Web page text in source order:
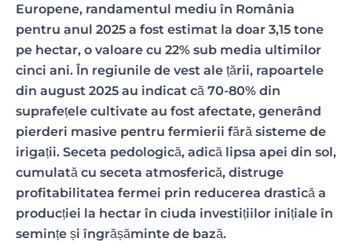
Europene, randamentul mediu în România
pentru anul 2025 a fost estimat la doar 3,15 tone
pe hectar, o valoare cu 22% sub media ultimilor
cinci ani. În regiunile de vest ale țării, rapoartele
din august 2025 au indicat că 70-80% din
suprafețele cultivate au fost afectate, generând
pierderi masive pentru fermierii fără sisteme de
irigații. Seceta pedologică, adică lipsa apei din sol,
cumulată cu seceta atmosferică, distruge
profitabilitatea fermei prin reducerea drastică a
producției la hectar în ciuda investițiilor inițiale în
semințe și îngrășăminte de bază.